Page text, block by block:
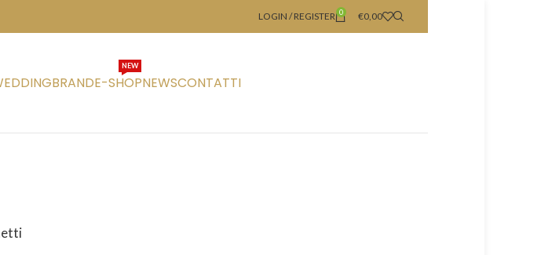
LOGIN / REGISTER 0 €0,00
BRANDE-SHOP
NEW
NEWSCONTATTI